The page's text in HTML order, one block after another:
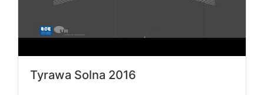
Tyrawa Solna 2016